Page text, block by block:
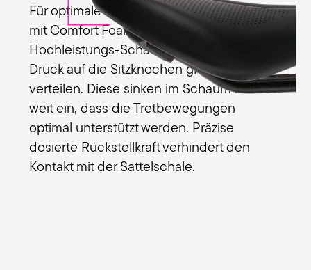
Für optimale Performance verwendet Terry
mit Comfort Foam ein schlankes
Hochleistungs-Schaumpolster, um den
Druck auf die Sitzknochen gleichmäßig zu
verteilen. Diese sinken im Schaum nur so
weit ein, dass die Tretbewegungen
optimal unterstützt werden. Präzise
dosierte Rückstellkraft verhindert den
Kontakt mit der Sattelschale.